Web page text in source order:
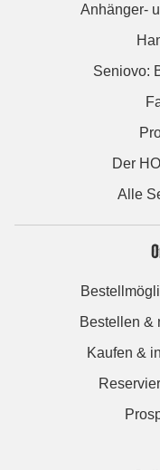
Anhänger-
Seniovo:
Der
Alle
Bestellen &
Kaufen &